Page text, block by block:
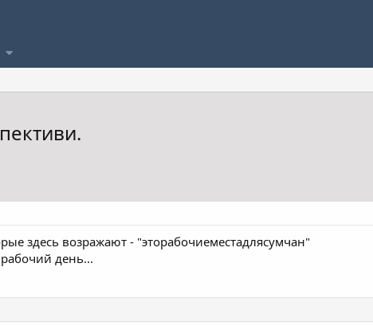
здесь возражают - "эторабочиеместадлясумчан"
день...